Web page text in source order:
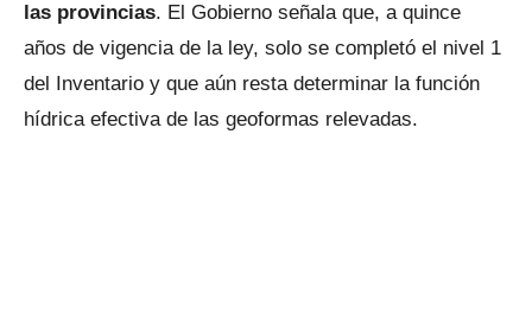
las provincias. El Gobierno señala que, a quince
años de vigencia de la ley, solo se completó el nivel 1
del Inventario y que aún resta determinar la función
hídrica efectiva de las geoformas relevadas.